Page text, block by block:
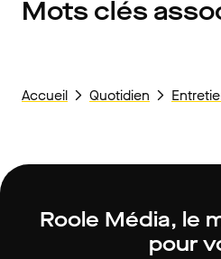
Mots clés
Accueil Quotidien
Roole Média, le
pour